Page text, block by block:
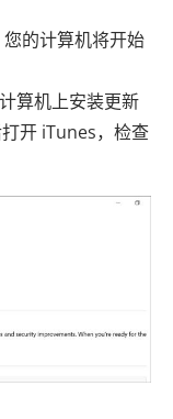
的计算机将开始
算机上安装更新
打开 iTunes，检查